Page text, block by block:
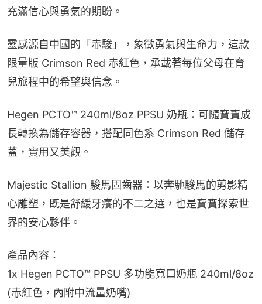
充滿信心與勇氣的期盼。
靈感源自中國的「赤駿」，象徵勇氣與生命力，這款
限量版 Crimson Red 赤紅色，承載著每位父母在育
兒旅程中的希望與信念。
Hegen PCTO™ 240ml/8oz PPSU 奶瓶：可隨寶寶成
長轉換為儲存容器，搭配同色系 Crimson Red 儲存
蓋，實用又美觀。
Majestic Stallion 駿馬固齒器：以奔馳駿馬的剪影精
心雕塑，既是舒緩牙癢的不二之選，也是寶寶探索世
界的安心夥伴。
產品內容：
1x Hegen PCTO™ PPSU 多功能寬口奶瓶 240ml/8oz
(赤紅色，內附中流量奶嘴)